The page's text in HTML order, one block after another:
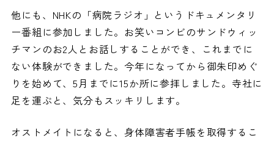
他にも、NHKの「病院ラジオ」というドキュメンタリ
ー番組に参加しました。お笑いコンビのサンドウィッ
チマンのお2人とお話しすることができ、これまでに
ない体験ができました。今年になってから御朱印めぐ
りを始めて、5月までに15か所に参拝しました。寺社に
足を運ぶと、気分もスッキリします。
オストメイトになると、身体障害者手帳を取得するこ